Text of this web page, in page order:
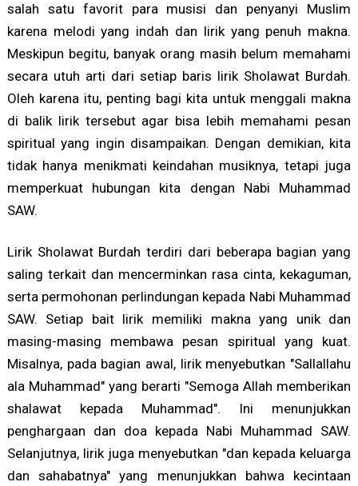
salah satu favorit para musisi dan penyanyi Muslim
karena melodi yang indah dan lirik yang penuh makna.
Meskipun begitu, banyak orang masih belum memahami
secara utuh arti dari setiap baris lirik Sholawat Burdah.
Oleh karena itu, penting bagi kita untuk menggali makna
di balik lirik tersebut agar bisa lebih memahami pesan
spiritual yang ingin disampaikan. Dengan demikian, kita
tidak hanya menikmati keindahan musiknya, tetapi juga
memperkuat hubungan kita dengan Nabi Muhammad
SAW.
Lirik Sholawat Burdah terdiri dari beberapa bagian yang
saling terkait dan mencerminkan rasa cinta, kekaguman,
serta permohonan perlindungan kepada Nabi Muhammad
SAW. Setiap bait lirik memiliki makna yang unik dan
masing-masing membawa pesan spiritual yang kuat.
Misalnya, pada bagian awal, lirik menyebutkan "Sallallahu
ala Muhammad" yang berarti "Semoga Allah memberikan
shalawat kepada Muhammad". Ini menunjukkan
penghargaan dan doa kepada Nabi Muhammad SAW.
Selanjutnya, lirik juga menyebutkan "dan kepada keluarga
dan sahabatnya" yang menunjukkan bahwa kecintaan